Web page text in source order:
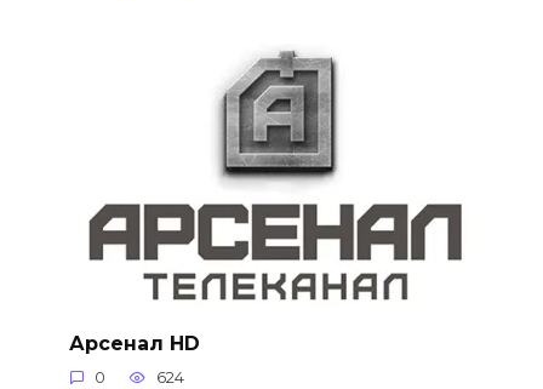
Арсенал HD
0 624